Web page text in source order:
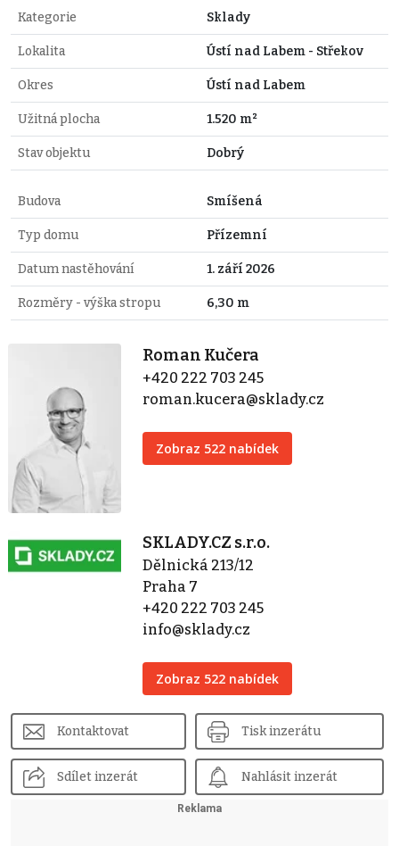
Kategorie Sklady
Lokalita Ústí nad Labem - Střekov
Okres Ústí nad Labem
Užitná plocha 1.520 m²
Stav objektu Dobrý
Budova Smíšená
Typ domu Přízemní
Datum nastěhování 1. září 2026
Rozměry - výška stropu 6,30 m
Roman Kučera
+420 222 703 245
roman.kucera@sklady.cz
Zobraz 522 nabídek
SKLADY.CZ s.r.o.
Dělnická 213/12
Praha 7
+420 222 703 245
info@sklady.cz
Zobraz 522 nabídek
Kontaktovat Tisk inzerátu
Sdílet inzerát Nahlásit inzerát